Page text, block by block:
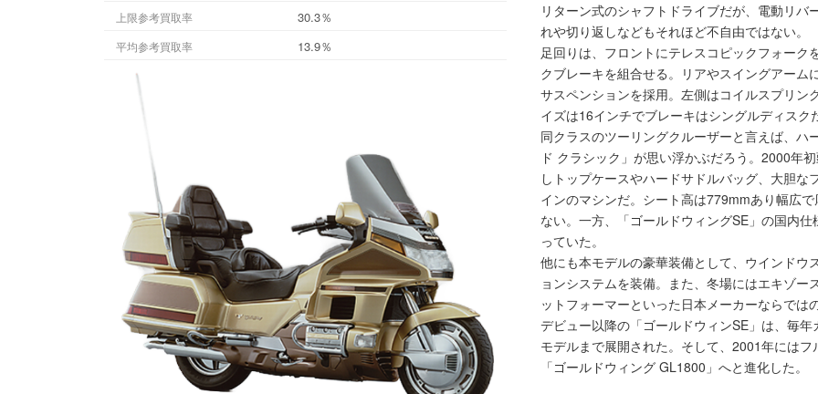
上限参考買取率 30.3％
平均参考買取率 13.9％
リターン式のシャフトドライブだが、電動リ
れや切り返しなどもそれほど不自由ではない。
足回りは、フロントにテレスコピックフォー
クブレーキを組合せる。リアやスイングアー
サスペンションを採用。左側はコイルスプリ
イズは16インチでブレーキはシングルディスク
同クラスのツーリングクルーザーと言えば、ハ
ド クラシック」が思い浮かぶだろう。2000年
しトップケースやハードサドルバッグ、大胆
インのマシンだ。シート高は779mmあり幅広
ない。一方、「ゴールドウィングSE」の国内
っていた。
他にも本モデルの豪華装備として、ウインドウ
ョンシステムを装備。また、冬場にはエキゾ
ットフォーマーといった日本メーカーならでは
デビュー以降の「ゴールドウィンSE」は、毎
モデルまで展開された。そして、2001年には
「ゴールドウィング GL1800」へと進化した。